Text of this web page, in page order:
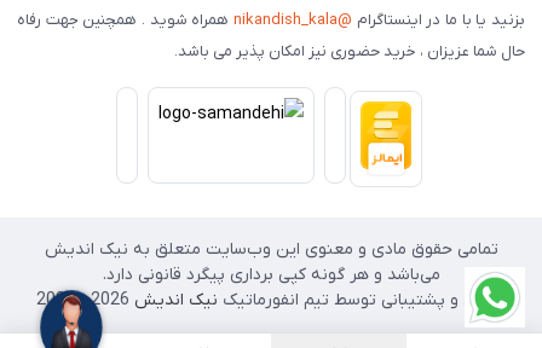
بزنید یا با ما در اینستاگرام @nikandish_kala
همراه شوید . همچنین جهت رفاه
حال شما عزیزان ، خرید حضوری نیز امکان پذیر می باشد.
تمامی حقوق مادی و معنوی این وب‌سایت متعلق به نیک اندیش
می‌باشد و هر گونه کپی برداری پیگرد قانونی دارد.
طراحی و پشتیبانی توسط تیم انفورماتیک نیک اندیش 2026 - 2025